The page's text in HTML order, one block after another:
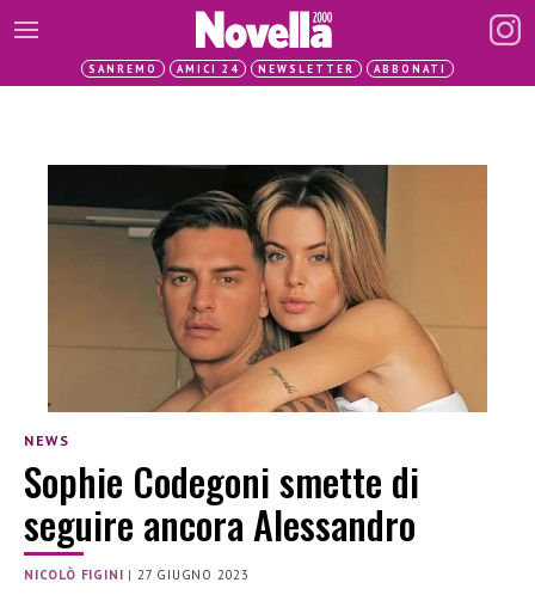
SANREMO AMICI 24 NEWSLETTER ABBONATI
NEWS
Sophie Codegoni smette di
seguire ancora Alessandro
NICOLÒ FIGINI | 27 GIUGNO 2023